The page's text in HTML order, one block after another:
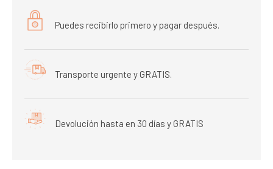
Puedes recibirlo primero y pagar después.
Transporte urgente y GRATIS.
Devolución hasta en 30 días y GRATIS